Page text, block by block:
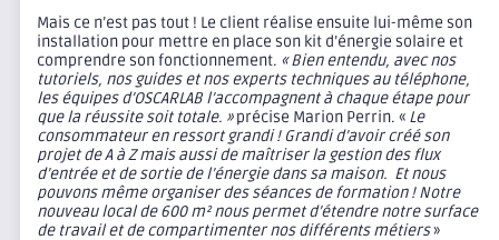
Mais ce n’est pas tout ! Le client réalise ensuite lui-même son
installation pour mettre en place son kit d’énergie solaire et
comprendre son fonctionnement. « Bien entendu, avec nos
tutoriels, nos guides et nos experts techniques au téléphone,
les équipes d’OSCARLAB l’accompagnent à chaque étape pour
que la réussite soit totale. »précise Marion Perrin. « Le
consommateur en ressort grandi ! Grandi d’avoir créé son
projet de A à Z mais aussi de maîtriser la gestion des flux
d’entrée et de sortie de l’énergie dans sa maison. Et nous
pouvons même organiser des séances de formation ! Notre
nouveau local de 600 m² nous permet d’étendre notre surface
de travail et de compartimenter nos différents métiers»